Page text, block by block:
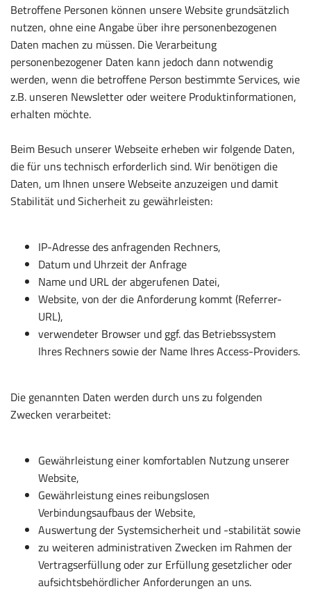
Betroffene Personen können unsere Website grundsätzlich
nutzen, ohne eine Angabe über ihre personenbezogenen
Daten machen zu müssen. Die Verarbeitung
personenbezogener Daten kann jedoch dann notwendig
werden, wenn die betroffene Person bestimmte Services, wie
z.B. unseren Newsletter oder weitere Produktinformationen,
erhalten möchte.
Beim Besuch unserer Webseite erheben wir folgende Daten,
die für uns technisch erforderlich sind. Wir benötigen die
Daten, um Ihnen unsere Webseite anzuzeigen und damit
Stabilität und Sicherheit zu gewährleisten:
IP-Adresse des anfragenden Rechners,
Datum und Uhrzeit der Anfrage
Name und URL der abgerufenen Datei,
Website, von der die Anforderung kommt (Referrer-
URL),
verwendeter Browser und ggf. das Betriebssystem
Ihres Rechners sowie der Name Ihres Access-Providers.
Die genannten Daten werden durch uns zu folgenden
Zwecken verarbeitet:
Gewährleistung einer komfortablen Nutzung unserer
Website,
Gewährleistung eines reibungslosen
Verbindungsaufbaus der Website,
Auswertung der Systemsicherheit und -stabilität sowie
zu weiteren administrativen Zwecken im Rahmen der
Vertragserfüllung oder zur Erfüllung gesetzlicher oder
aufsichtsbehördlicher Anforderungen an uns.